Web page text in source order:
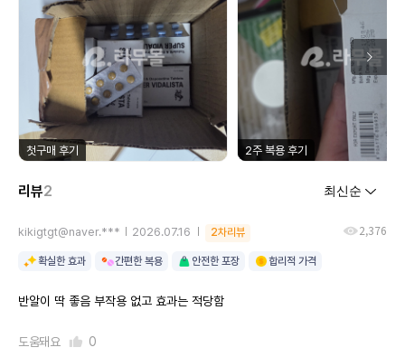
첫구매 후기 2주 복용 후기
리뷰2
kikigtgt@naver.*** 2026.07.16 2차리뷰 2,376
확실한 효과 간편한 복용 안전한 포장 합리적 가격
반알이 딱 좋음 부작용 없고 효과는 적당함
도움돼요 0